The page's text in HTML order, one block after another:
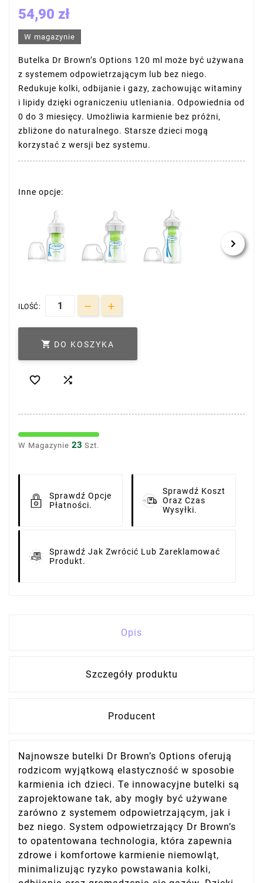
54,90 zł
W magazynie
Butelka Dr Brown’s Options 120 ml może być używana
z systemem odpowietrzającym lub bez niego.
Redukuje kolki, odbijanie i gazy, zachowując witaminy
i lipidy dzięki ograniczeniu utleniania. Odpowiednia od
0 do 3 miesięcy. Umożliwia karmienie bez próżni,
zbliżone do naturalnego. Starsze dzieci mogą
korzystać z wersji bez systemu.
Inne opcje:
ILOŚĆ:
 DO KOSZYKA
 
W Magazynie 23 Szt.
Sprawdź Opcje
Płatności.
Sprawdź Koszt
Oraz Czas
Wysyłki.
Sprawdź Jak Zwrócić Lub Zareklamować
Produkt.
Opis
Szczegóły produktu
Producent
Najnowsze butelki Dr Brown’s Options oferują
rodzicom wyjątkową elastyczność w sposobie
karmienia ich dzieci. Te innowacyjne butelki są
zaprojektowane tak, aby mogły być używane
zarówno z systemem odpowietrzającym, jak i
bez niego. System odpowietrzający Dr Brown’s
to opatentowana technologia, która zapewnia
zdrowe i komfortowe karmienie niemowląt,
minimalizując ryzyko powstawania kolki,